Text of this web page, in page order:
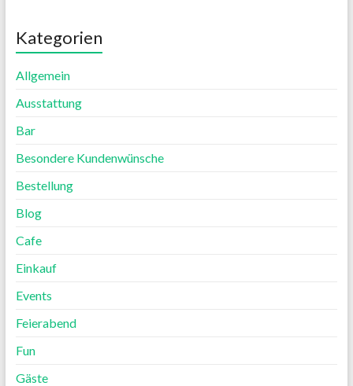
Kategorien
Allgemein
Ausstattung
Bar
Besondere Kundenwünsche
Bestellung
Blog
Cafe
Einkauf
Events
Feierabend
Fun
Gäste